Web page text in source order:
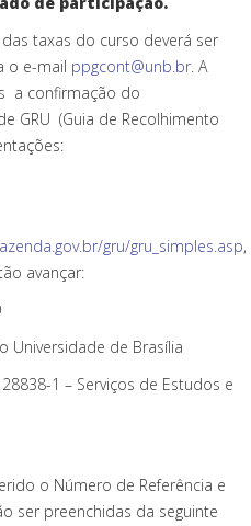
taxas do curso deverá ser
o e-mail ppgcont@unb.br. A
a confirmação do
GRU (Guia de Recolhimento
gru/gru_simples.asp
avançar:
de Brasília
1 – Serviços de Estudos e
o Número de Referência e
ser preenchidas da seguinte